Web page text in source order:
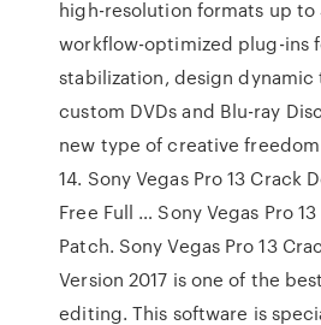
high-resolution formats up to
workflow-optimized plug-ins
stabilization, design
custom DVDs and Blu-ray
new type of creative freedom
14. Sony Vegas Pro 13 Crack
Free Full … Sony Vegas Pro
Patch. Sony Vegas Pro 13
Version 2017 is one of the
editing. This software is